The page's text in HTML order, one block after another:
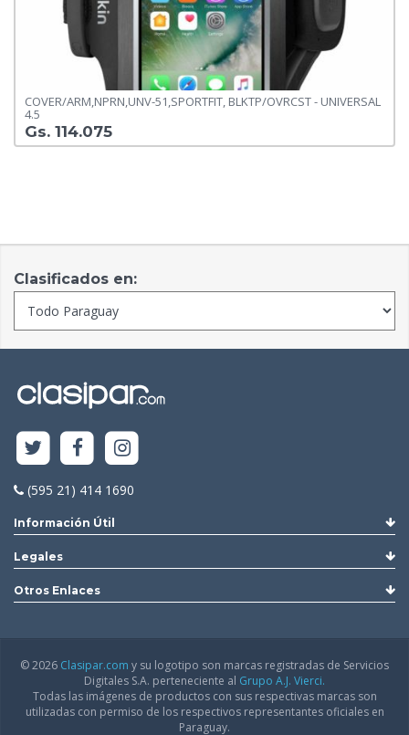
COVER/ARM,NPRN,UNV-51,SPORTFIT, BLKTP/OVRCST - UNIVERSAL
4.5
Gs. 114.075
Clasificados en:
(595 21) 414 1690
Información Útil
Legales
Otros Enlaces
© 2026 Clasipar.com y su logotipo son marcas registradas de Servicios
Digitales S.A. perteneciente al Grupo A.J. Vierci.
Todas las imágenes de productos con sus respectivas marcas son
utilizadas con permiso de los respectivos representantes oficiales en
Paraguay.